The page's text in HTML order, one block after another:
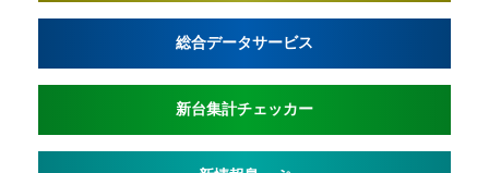
総合データサービス
新台集計チェッカー